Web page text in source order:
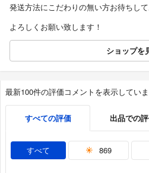
発送方法にこだわりの無い方お待ちして
よろしくお願い致します！
ショップを
最新100件の評価コメントを表示してい
すべての評価 出品での
すべて 869